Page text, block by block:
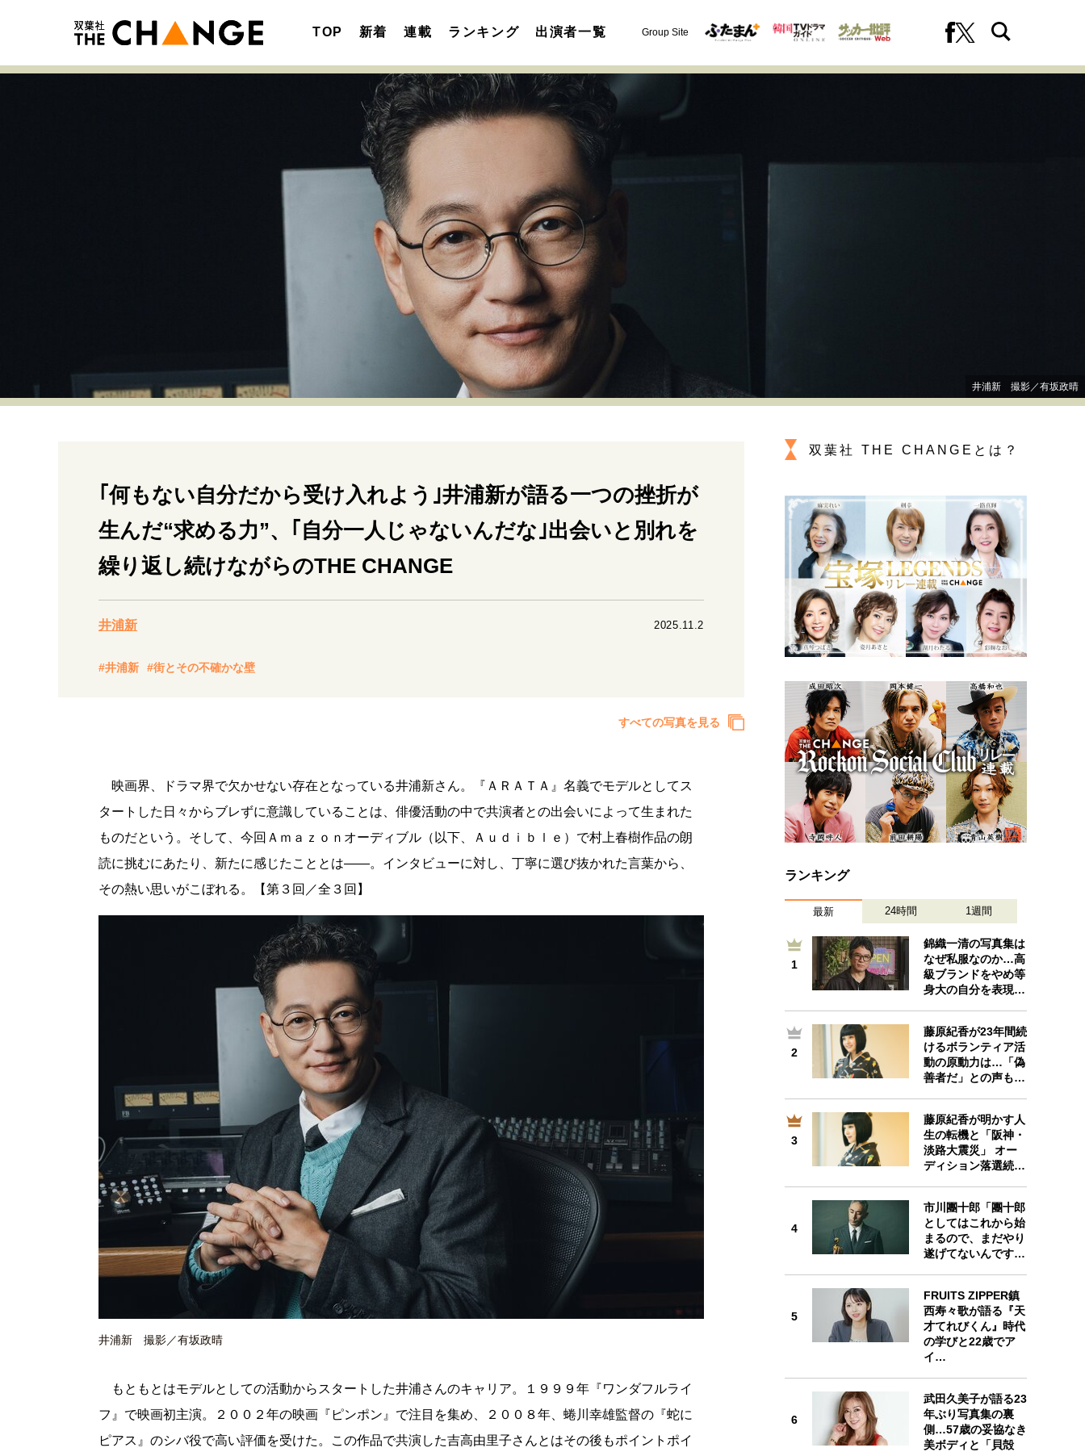
TOP 新着 連載 ランキング 出演者一覧 Group Site
注目の記事テーマで探す
運命を変えた出会い 決断の裏側 挫折からの再起
表現者の葛藤
人生が動いた日 10代の挫折と原点
セカンドキャリアの描き方 独立という決断
夢を掴む選択
変革の原動力
病が教えてくれたこと
移住という選択 熱狂できるもの
一生モノの愛用品
私を彩るエッセンス
60代のネクストステージ 70代のグランドデザイン
社会・カルチャー・マネー
井浦新 撮影／有坂政晴
｢何もない自分だから受け入れよう｣井浦新が語る一つの挫折が
生んだ“求める力”、｢自分一人じゃないんだな｣出会いと別れを
繰り返し続けながらのTHE CHANGE
井浦新 2025.11.2
#井浦新 #街とその不確かな壁
すべての写真を見る
映画界、ドラマ界で欠かせない存在となっている井浦新さん。『ＡＲＡＴＡ』名義でモデルとしてス
タートした日々からブレずに意識していることは、俳優活動の中で共演者との出会いによって生まれた
ものだという。そして、今回Ａｍａｚｏｎオーディブル（以下、Ａｕｄｉｂｌｅ）で村上春樹作品の朗
読に挑むにあたり、新たに感じたこととは――。インタビューに対し、丁寧に選び抜かれた言葉から、
その熱い思いがこぼれる。【第３回／全３回】
井浦新 撮影／有坂政晴
もともとはモデルとしての活動からスタートした井浦さんのキャリア。１９９９年『ワンダフルライ
フ』で映画初主演。２００２年の映画『ピンポン』で注目を集め、２００８年、蜷川幸雄監督の『蛇に
ピアス』のシバ役で高い評価を受けた。この作品で共演した吉高由里子さんとはその後もポイントポイ
双葉社 THE CHANGEとは？
ランキング
最新 24時間 1週間
1
錦織一清の写真集は
なぜ私服なのか…高
級ブランドをやめ等
身大の自分を表現…
2
藤原紀香が23年間続
けるボランティア活
動の原動力は…「偽
善者だ」との声も…
3
藤原紀香が明かす人
生の転機と「阪神・
淡路大震災」 オー
ディション落選続…
4
市川團十郎「團十郎
としてはこれから始
まるので、まだやり
遂げてないんです…
5
FRUITS ZIPPER鎮
西寿々歌が語る『天
才てれびくん』時代
の学びと22歳でア
イ…
6
武田久美子が語る23
年ぶり写真集の裏
側…57歳の妥協なき
美ボディと「貝殻